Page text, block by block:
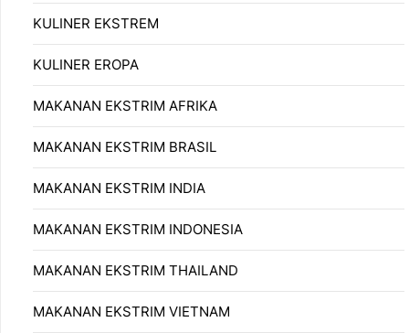
KULINER EKSTREM
KULINER EROPA
MAKANAN EKSTRIM AFRIKA
MAKANAN EKSTRIM BRASIL
MAKANAN EKSTRIM INDIA
MAKANAN EKSTRIM INDONESIA
MAKANAN EKSTRIM THAILAND
MAKANAN EKSTRIM VIETNAM